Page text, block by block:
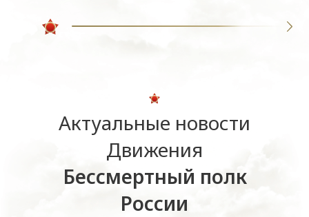
Актуальные новости
Движения
Бессмертный полк
России